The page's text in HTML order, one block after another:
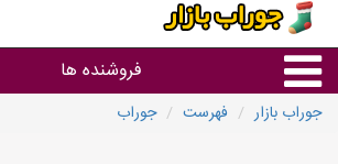
فروشنده ها
جوراب بازار فهرست جوراب